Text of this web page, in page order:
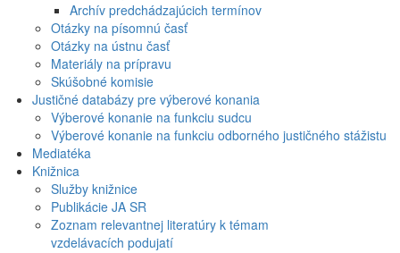
Archív predchádzajúcich termínov
Otázky na písomnú časť
Otázky na ústnu časť
Materiály na prípravu
Skúšobné komisie
Justičné databázy pre výberové konania
Výberové konanie na funkciu sudcu
Výberové konanie na funkciu odborného justičného stážistu
Mediatéka
Knižnica
Služby knižnice
Publikácie JA SR
Zoznam relevantnej literatúry k témam
vzdelávacích podujatí